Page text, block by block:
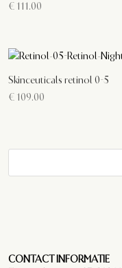
€ 111.00
Skinceuticals retinol 0-5
€ 109.00
CONTACT INFORMATIE